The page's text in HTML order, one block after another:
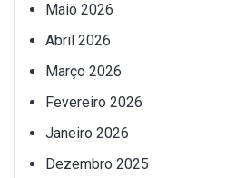
Maio 2026
Abril 2026
Março 2026
Fevereiro 2026
Janeiro 2026
Dezembro 2025